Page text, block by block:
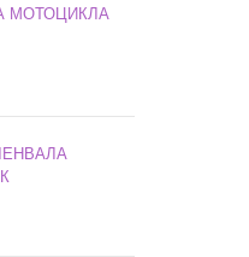
МОТОЦИКЛА